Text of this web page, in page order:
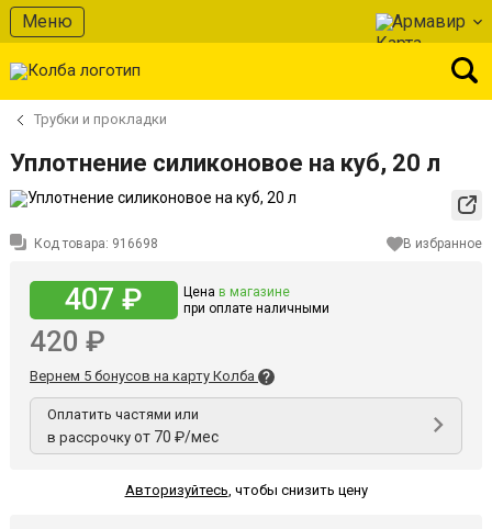
Меню Армавир
Трубки и прокладки
Уплотнение силиконовое на куб, 20 л
Код товара: 916698 В избранное
407 ₽ Цена в магазине
при оплате наличными
420 ₽
Вернем 5 бонусов на карту Колба
Оплатить частями или
в рассрочку от 70 ₽/мес
Авторизуйтесь, чтобы снизить цену